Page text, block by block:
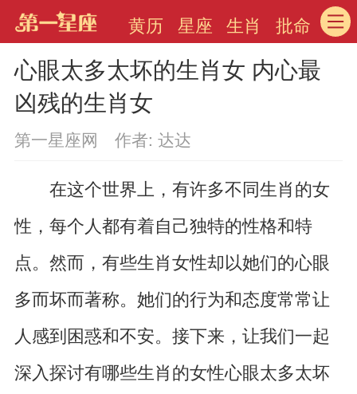
黄历 星座 生肖 批命
心眼太多太坏的生肖女 内心最
凶残的生肖女
第一星座网 作者: 达达
在这个世界上，有许多不同生肖的女
性，每个人都有着自己独特的性格和特
点。然而，有些生肖女性却以她们的心眼
多而坏而著称。她们的行为和态度常常让
人感到困惑和不安。接下来，让我们一起
深入探讨有哪些生肖的女性心眼太多太坏